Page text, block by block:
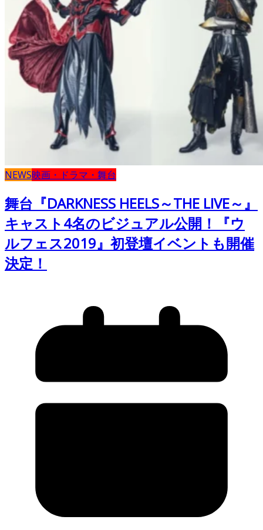
NEWS映画・ドラマ・舞台
舞台『DARKNESS HEELS～THE LIVE～』
キャスト4名のビジュアル公開！『ウ
ルフェス2019』初登壇イベントも開催
決定！